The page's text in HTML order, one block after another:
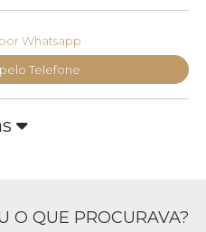
Whatsapp
Telefone
O QUE PROCURAVA?